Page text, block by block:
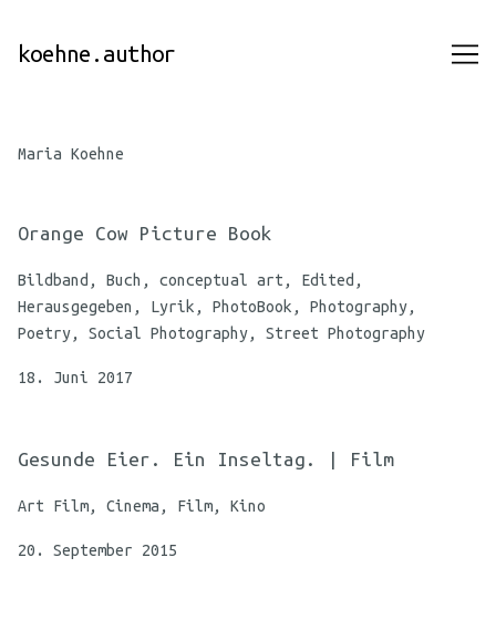
Content
koehne.author
Maria Koehne
Orange Cow Picture Book
Bildband, Buch, conceptual art, Edited,
Herausgegeben, Lyrik, PhotoBook, Photography,
Poetry, Social Photography, Street Photography
18. Juni 2017
Gesunde Eier. Ein Inseltag. | Film
Art Film, Cinema, Film, Kino
20. September 2015